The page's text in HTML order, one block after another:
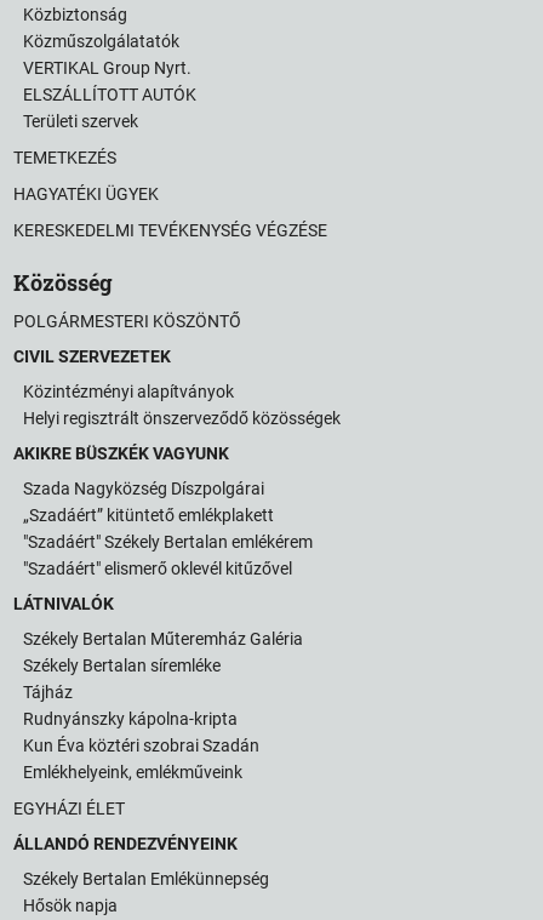
Közbiztonság
Közműszolgálatatók
VERTIKAL Group Nyrt.
ELSZÁLLÍTOTT AUTÓK
Területi szervek
TEMETKEZÉS
HAGYATÉKI ÜGYEK
KERESKEDELMI TEVÉKENYSÉG VÉGZÉSE
Közösség
POLGÁRMESTERI KÖSZÖNTŐ
CIVIL SZERVEZETEK
Közintézményi alapítványok
Helyi regisztrált önszerveződő közösségek
AKIKRE BÜSZKÉK VAGYUNK
Szada Nagyközség Díszpolgárai
„Szadáért” kitüntető emlékplakett
"Szadáért" Székely Bertalan emlékérem
"Szadáért" elismerő oklevél kitűzővel
LÁTNIVALÓK
Székely Bertalan Műteremház Galéria
Székely Bertalan síremléke
Tájház
Rudnyánszky kápolna-kripta
Kun Éva köztéri szobrai Szadán
Emlékhelyeink, emlékműveink
EGYHÁZI ÉLET
ÁLLANDÓ RENDEZVÉNYEINK
Székely Bertalan Emlékünnepség
Hősök napja